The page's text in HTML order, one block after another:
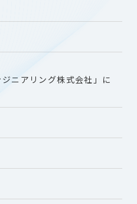
ニアリング株式会社」に